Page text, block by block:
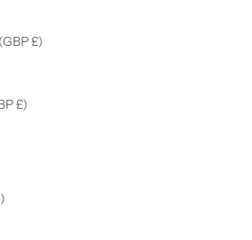
£)
£)